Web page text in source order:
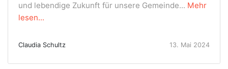
und lebendige Zukunft für unsere Gemeinde... Mehr
lesen...
Claudia Schultz 13. Mai 2024